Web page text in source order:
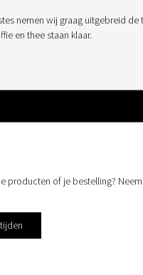
nemen wij graag uitgebreid
en thee staan klaar.
producten of je bestelling?